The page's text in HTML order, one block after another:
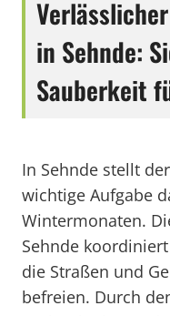
in Sehnde:
Sauberkeit
In Sehnde stellt
wichtige Aufgabe
Wintermonaten.
Sehnde
die Straßen und
befreien. Durch